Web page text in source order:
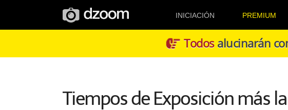
INICIACIÓN PREMIUM
Todosalucinarán
Tiempos de Exposición más